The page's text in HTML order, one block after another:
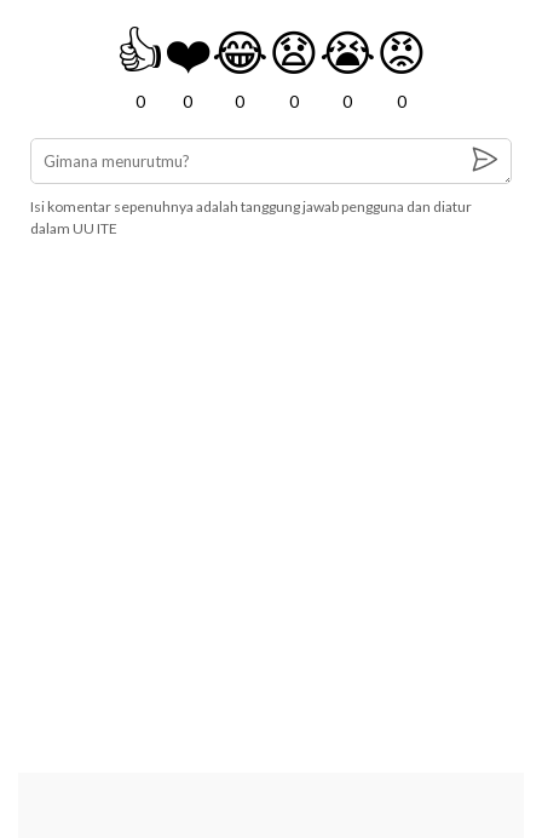
👍
0
❤️
0
😂
0
😧
0
😭
0
😡
0
Isi komentar sepenuhnya adalah tanggung jawab pengguna dan diatur
dalam UU ITE